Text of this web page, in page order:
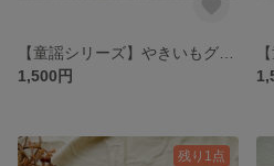
1,500円
残り1点